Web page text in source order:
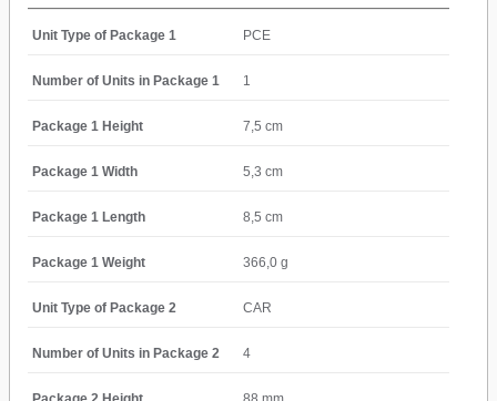
Unit Type of Package 1 PCE
Number of Units in Package 1 1
Package 1 Height 7,5 cm
Package 1 Width 5,3 cm
Package 1 Length 8,5 cm
Package 1 Weight 366,0 g
Unit Type of Package 2 CAR
Number of Units in Package 2 4